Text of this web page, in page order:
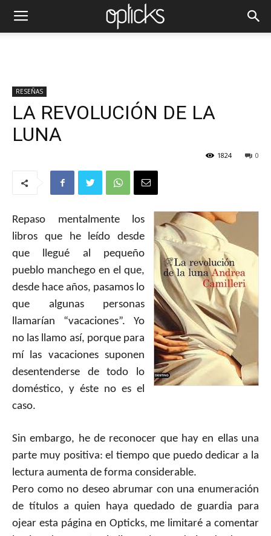
RESEÑAS
LA REVOLUCIÓN DE LA
LUNA
0
1824
Repaso mentalmente los
libros que he leído desde
que llegué al pequeño
pueblo manchego en el que,
desde hace años, pasamos lo
que algunas personas
llamarían “vacaciones”. Yo
no las llamo así, porque para
mí las vacaciones suponen
desentenderse de todo lo
doméstico, y éste no es el
caso.
Sin embargo, he de reconocer que hay en ellas una
parte muy positiva: el tiempo que puedo dedicar a la
lectura aumenta de forma considerable.
Pero como no deseo abrumar con una enumeración
de títulos a quien haya quedado de guardia para
ojear esta página en Opticks, me limitaré a comentar